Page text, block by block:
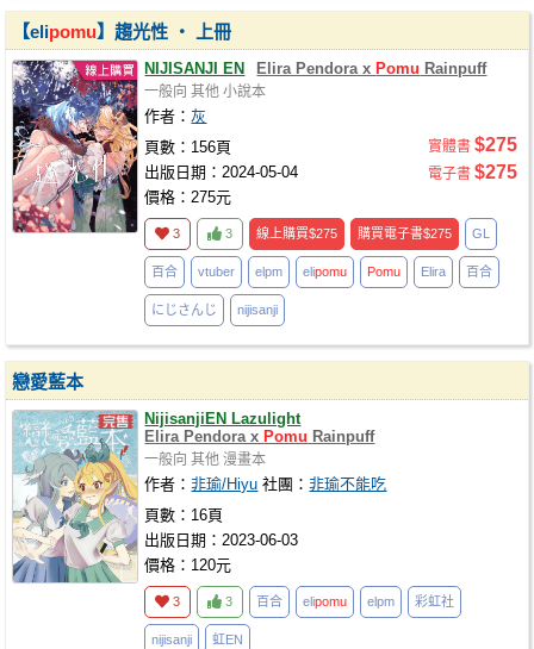
【elipomu】趨光性 ‧ 上冊
NIJISANJI EN Elira Pendora x Pomu Rainpuff
一般向 其他 小說本
作者：灰
頁數：156頁
出版日期：2024-05-04
價格：275元
實體書 $275
電子書 $275
3 3 線上購買$275 購買電子書$275 GL
百合 vtuber elpm elipomu Pomu Elira 百合
にじさんじ nijisanji
戀愛藍本
NijisanjiEN Lazulight
Elira Pendora x Pomu Rainpuff
一般向 其他 漫畫本
作者：非瑜/Hiyu 社團：非瑜不能吃
頁數：16頁
出版日期：2023-06-03
價格：120元
3 3 百合 elipomu elpm 彩虹社
nijisanji 虹EN